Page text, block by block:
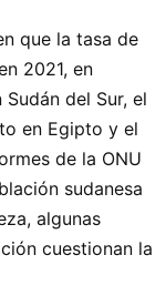
que la tasa de
2021, en
del Sur, el
en Egipto y el
de la ONU
sudanesa
algunas
cuestionan la